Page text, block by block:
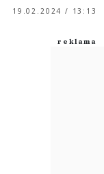
19.02.2024 / 13:13